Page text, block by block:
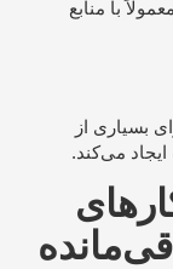
با منابع
برای بسیاری از
می‌کند.